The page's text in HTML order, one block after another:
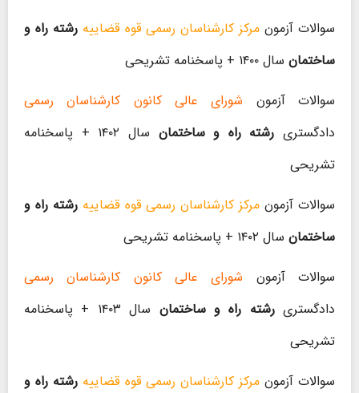
سوالات آزمون مرکز کارشناسان رسمی قوه قضاییه رشته راه و
ساختمان سال ۱۴۰۰ + پاسخنامه تشریحی
سوالات آزمون شورای عالی کانون کارشناسان رسمی
دادگستری رشته راه و ساختمان
سال ۱۴۰۲ + پاسخنامه
تشریحی
سوالات آزمون مرکز کارشناسان رسمی قوه قضاییه رشته راه و
ساختمان سال ۱۴۰۲ + پاسخنامه تشریحی
سوالات آزمون شورای عالی کانون کارشناسان رسمی
دادگستریرشته راه و ساختمان
سال ۱۴۰۳ + پاسخنامه
تشریحی
سوالات آزمون مرکز کارشناسان رسمی قوه قضاییهرشته راه و